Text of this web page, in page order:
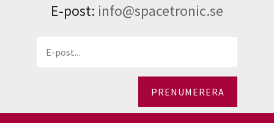
E-post: info@spacetronic.se
PRENUMERERA